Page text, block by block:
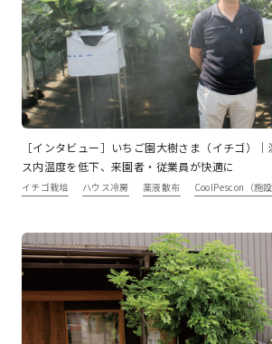
［インタビュー］いちご園大樹さま（イチゴ）
ス内温度を低下、来園者・従業員が快適に
イチゴ栽培 ハウス冷房 薬液散布 CoolPescon（施設